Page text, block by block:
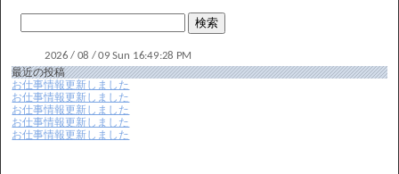
最近の投稿
お仕事情報更新しました
お仕事情報更新しました
お仕事情報更新しました
お仕事情報更新しました
お仕事情報更新しました